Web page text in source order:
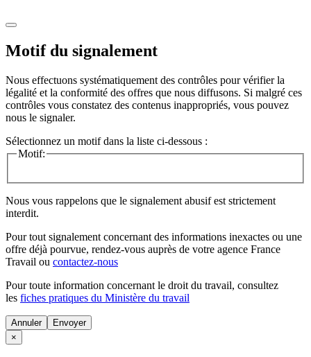
Motif du signalement
Nous effectuons systématiquement des contrôles pour vérifier la
légalité et la conformité des offres que nous diffusons. Si malgré ces
contrôles vous constatez des contenus inappropriés, vous pouvez
nous le signaler.
Sélectionnez un motif dans la liste ci-dessous :
Motif:
Nous vous rappelons que le signalement abusif est strictement
interdit.
Pour tout signalement concernant des informations inexactes ou une
offre déjà pourvue, rendez-vous auprès de votre agence France
Travail ou contactez-nous
Pour toute information concernant le droit du travail, consultez
les fiches pratiques du Ministère du travail
Annuler
×